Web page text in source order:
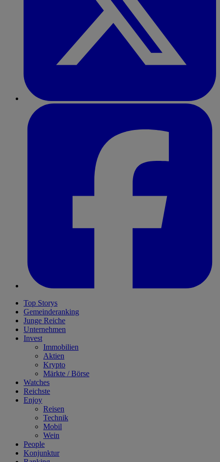
Top Storys
Gemeinderanking
Junge Reiche
Unternehmen
Invest
Immobilien
Aktien
Krypto
Märkte / Börse
Watches
Reichste
Enjoy
Reisen
Technik
Mobil
Wein
People
Konjunktur